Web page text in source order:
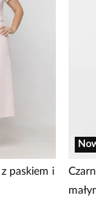
paskiem i